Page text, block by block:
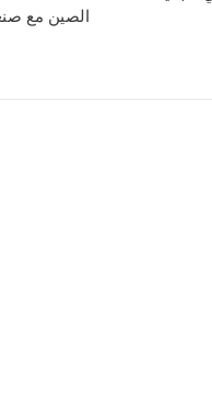
أكثر تعقيداً وخطورة.
الصين مع